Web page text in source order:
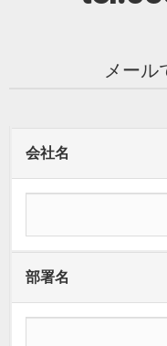
メール
会社名
部署名